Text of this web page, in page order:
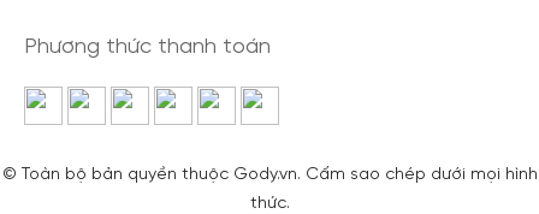
Phương thức thanh toán
© Toàn bộ bản quyền thuộc Gody.vn. Cấm sao chép dưới mọi hình
thức.